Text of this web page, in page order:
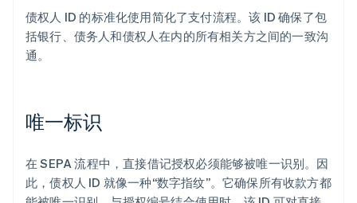
债权人 ID 的标准化使用简化了支付流程。该 ID 确保了包
括银行、债务人和债权人在内的所有相关方之间的一致沟
通。
唯一标识
在 SEPA 流程中，直接借记授权必须能够被唯一识别。因
此，债权人 ID 就像一种“数字指纹”。它确保所有收款方都